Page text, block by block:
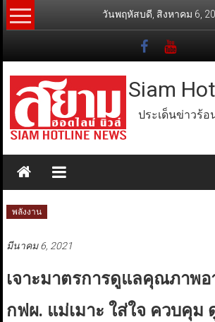
Skip
to
วันพฤหัสบดี, สิงหาคม 6,
Siam
ประเด็นข่าวร้
พลังงาน
มีนาคม 6, 2021
เจาะมาตรการดูแลคุณภาพอ
กฟผ. แม่เมาะ ใส่ใจ ควบคุม